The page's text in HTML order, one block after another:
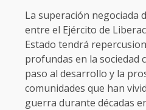
La superación negociada
entre el Ejército de
Estado tendrá
profundas en la sociedad
paso al desarrollo y la
comunidades que han
guerra durante décadas